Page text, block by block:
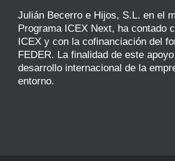
Julián Becerro e Hijos, S.L. en el
Programa ICEX Next, ha contado
ICEX y con la cofinanciación del
FEDER. La finalidad de este
desarrollo internacional de la
entorno.